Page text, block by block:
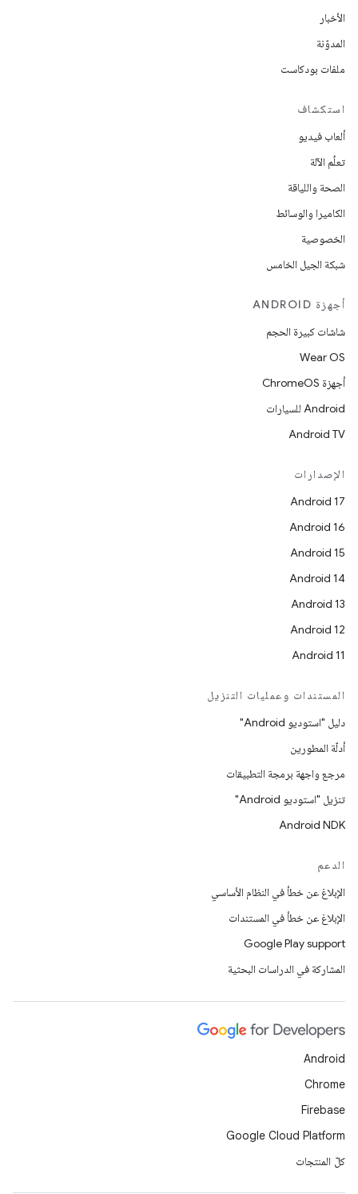
الأخبار
المدوّنة
ملفات بودكاست
استكشاف
ألعاب فيديو
تعلُم الآلة
الصحة واللياقة
الكاميرا والوسائط
الخصوصية
شبكة الجيل الخامس
أجهزة ANDROID
شاشات كبيرة الحجم
Wear OS
أجهزة ChromeOS
Android للسيارات
Android TV
الإصدارات
Android 17
Android 16
Android 15
Android 14
Android 13
Android 12
Android 11
المستندات وعمليات التنزيل
دليل "استوديو Android"
أدلّة المطورين
مرجع واجهة برمجة التطبيقات
تنزيل "استوديو Android"
Android NDK
الدعم
الإبلاغ عن خطأ في النظام الأساسي
الإبلاغ عن خطأ في المستندات
Google Play support
المشاركة في الدراسات البحثية
Android
Chrome
Firebase
Google Cloud Platform
كلّ المنتجات